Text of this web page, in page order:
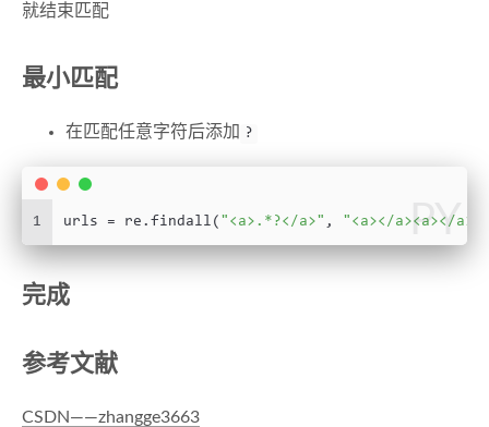
就结束匹配
最小匹配
在匹配任意字符后添加 ?
PY
1 urls = re.findall( "<a>.*?</a>" , "<a></a><a></a>"
完成
参考文献
CSDN——zhangge3663